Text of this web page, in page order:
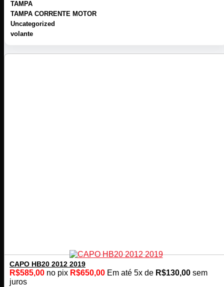
TAMPA
TAMPA CORRENTE MOTOR
Uncategorized
volante
CAPO HB20 2012 2019
R$585,00 no pix R$650,00 Em até 5x de R$130,00 sem
juros